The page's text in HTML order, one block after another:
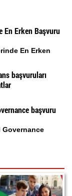
En Erken Başvuru
En Erken
başvuruları
başvuru
Governance